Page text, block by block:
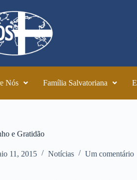
Nós Família Salvatoriana
e Gratidão
11, 2015 Notícias Um comentário